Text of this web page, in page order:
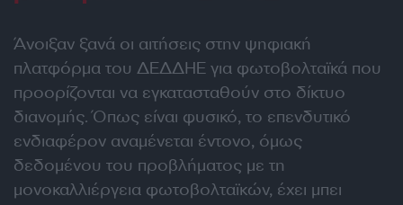
Άνοιξαν ξανά οι αιτήσεις στην ψηφιακή
πλατφόρμα του ΔΕΔΔΗΕ για φωτοβολταϊκά που
προορίζονται να εγκατασταθούν στο δίκτυο
διανομής. Όπως είναι φυσικό, το επενδυτικό
ενδιαφέρον αναμένεται έντονο, όμως
δεδομένου του προβλήματος με τη
μονοκαλλιέργεια φωτοβολταϊκών, έχει μπει